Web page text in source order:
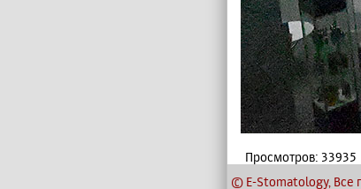
Просмотров: 33935
© E-Stomatology, Все